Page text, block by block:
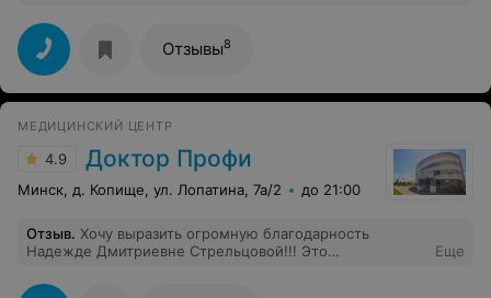
обьясняет! Другим гинеколог и не представляется! С
Екатериной Викторовной очень комфортно! Спасибо
виамед! Отдельное спасибо Екатерине Викторовне!
Отзывы8
МЕДИЦИНСКИЙ ЦЕНТР
4.9 Доктор Профи
Минск, д. Копище, ул. Лопатина, 7а/2 до 21:00
Отзыв. Хочу выразить огромную благодарность
Надежде Дмитриевне Стрельцовой!!! Это
объясняет по лечению и обследованию. Также может
Еще